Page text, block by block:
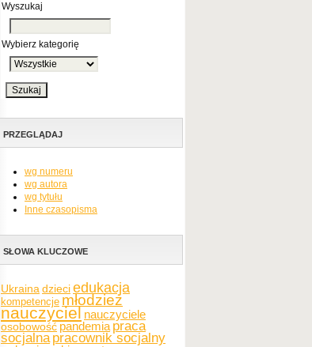
Wyszukaj
Wybierz kategorię
PRZEGLĄDAJ
wg numeru
wg autora
wg tytułu
Inne czasopisma
SŁOWA KLUCZOWE
Ukraina dzieci edukacja
kompetencje młodzież
nauczyciel nauczyciele
osobowość pandemia praca
socjalna pracownik socjalny